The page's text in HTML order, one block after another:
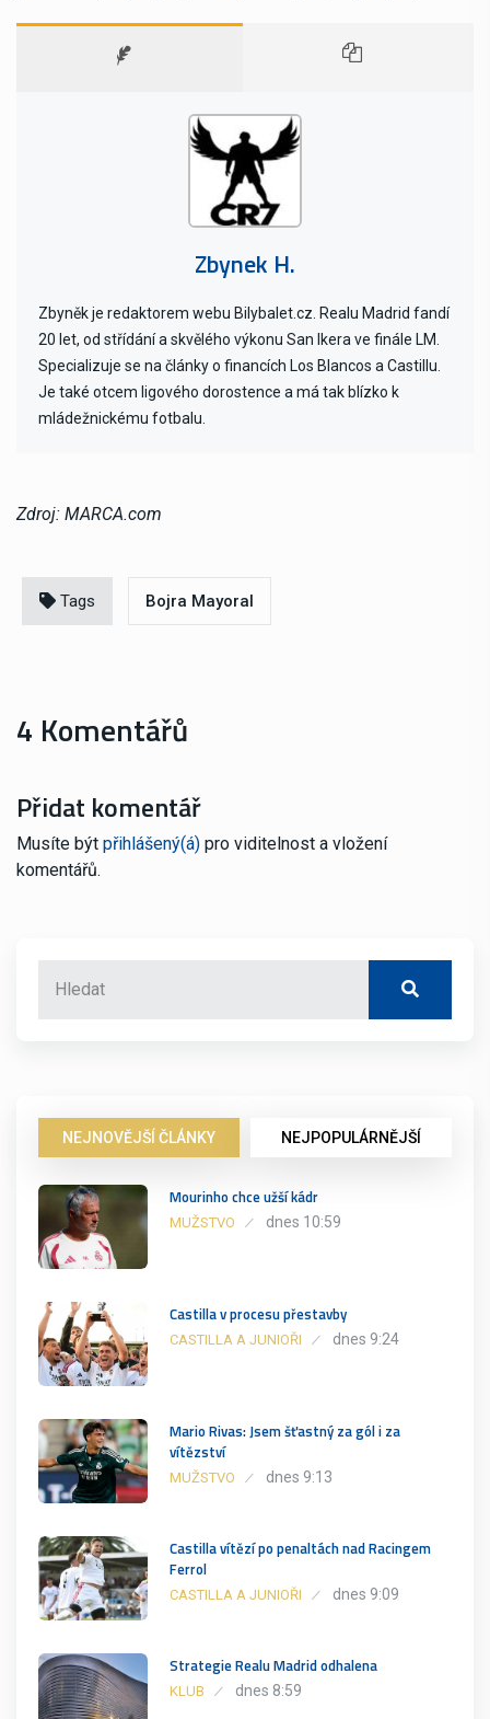
Zbynek H.
Zbyněk je redaktorem webu Bilybalet.cz. Realu Madrid fandí
20 let, od střídání a skvělého výkonu San Ikera ve finále LM.
Specializuje se na články o financích Los Blancos a Castillu.
Je také otcem ligového dorostence a má tak blízko k
mládežnickému fotbalu.
Zdroj: MARCA.com
Tags Bojra Mayoral
4 Komentářů
Přidat komentář
Musíte být přihlášený(á) pro viditelnost a vložení
komentářů.
NEJNOVĚJŠÍ ČLÁNKY NEJPOPULÁRNĚJŠÍ
Mourinho chce užší kádr
MUŽSTVO dnes 10:59
Castilla v procesu přestavby
CASTILLA A JUNIOŘI dnes 9:24
Mario Rivas: Jsem šťastný za gól i za
vítězství
MUŽSTVO dnes 9:13
Castilla vítězí po penaltách nad Racingem
Ferrol
CASTILLA A JUNIOŘI dnes 9:09
Strategie Realu Madrid odhalena
KLUB dnes 8:59